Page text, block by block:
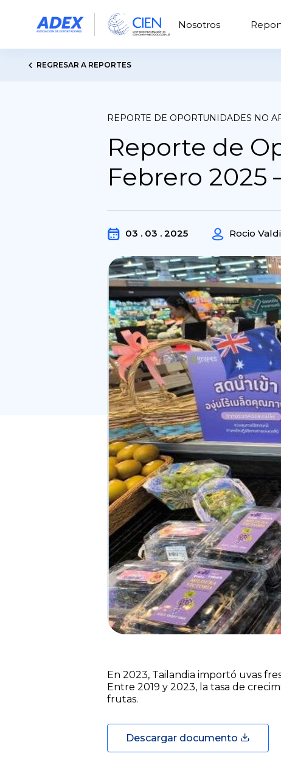
Nosotros
REGRESAR A REPORTES
REPORTE DE OPORTUNIDADES NO
Reporte de
Febrero 2025
03 . 03 . 2025 Rocio
En 2023, Tailandia importó uvas
Entre 2019 y 2023, la tasa de
frutas.
Descargar documento